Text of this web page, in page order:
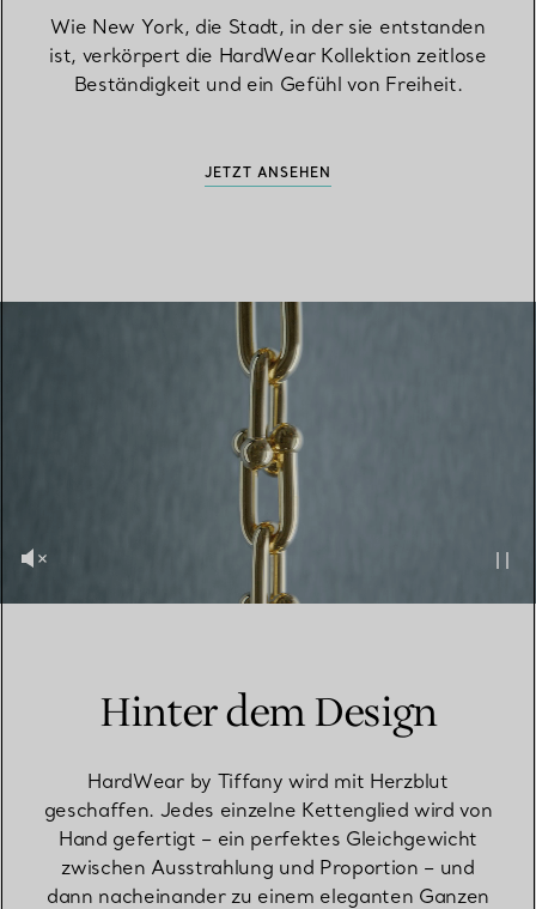
Wie New York, die Stadt, in der sie entstanden
ist, verkörpert die HardWear Kollektion zeitlose
Beständigkeit und ein Gefühl von Freiheit.
JETZT ANSEHEN
Hinter dem Design
HardWear by Tiffany wird mit Herzblut
geschaffen. Jedes einzelne Kettenglied wird von
Hand gefertigt – ein perfektes Gleichgewicht
zwischen Ausstrahlung und Proportion – und
dann nacheinander zu einem eleganten Ganzen